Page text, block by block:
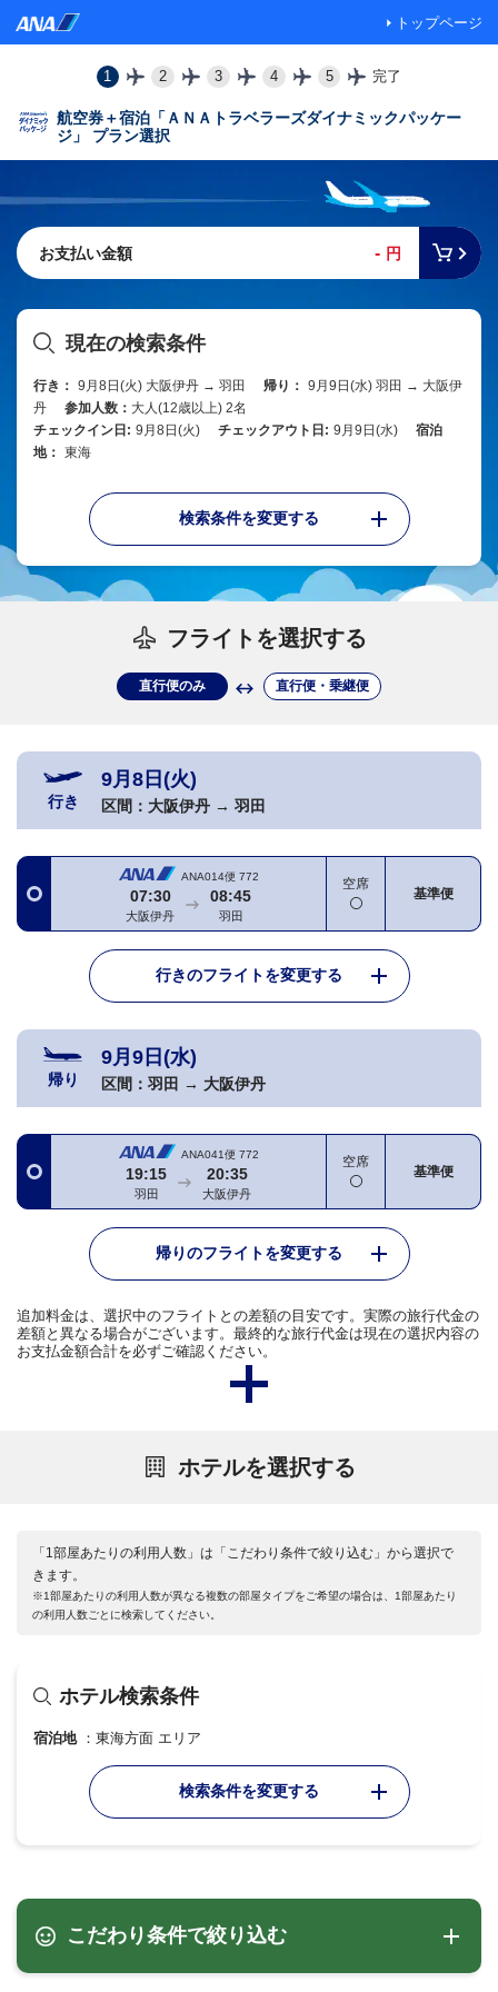
トップページ
1 2 3 4 5 完了
航空券＋宿泊「ＡＮＡトラベラーズダイナミックパッケー
ジ」 プラン選択
お支払い金額 - 円
現在の検索条件
行き： 9月8日(火) 大阪伊丹 → 羽田 帰り： 9月9日(水) 羽田 → 大阪伊
丹
参加人数： 大人(12歳以上) 2名
チェックイン日: 9月8日(火) チェックアウト日: 9月9日(水)
宿泊
地： 東海
検索条件を変更する
フライトを選択する
直行便のみ 直行便・乗継便
行き
9月8日(火)
区間： 大阪伊丹 → 羽田
ANA014便 772
07:30
大阪伊丹
08:45
羽田
空席
基準便
行きのフライトを変更する
帰り
9月9日(水)
区間： 羽田 → 大阪伊丹
ANA041便 772
19:15
羽田
20:35
大阪伊丹
空席
基準便
帰りのフライトを変更する
追加料金は、選択中のフライトとの差額の目安です。実際の旅行代金の
差額と異なる場合がございます。最終的な旅行代金は現在の選択内容の
お支払金額合計を必ずご確認ください。
ホテルを選択する
「1部屋あたりの利用人数」は「こだわり条件で絞り込む」から選択で
きます。
※1部屋あたりの利用人数が異なる複数の部屋タイプをご希望の場合は、1部屋あたり
の利用人数ごとに検索してください。
ホテル検索条件
宿泊地 東海方面 エリア
検索条件を変更する
こだわり条件で絞り込む